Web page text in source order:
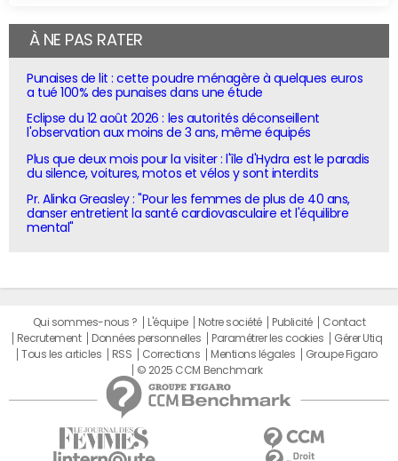
À NE PAS RATER
Punaises de lit : cette poudre ménagère à quelques euros
a tué 100% des punaises dans une étude
Eclipse du 12 août 2026 : les autorités déconseillent
l'observation aux moins de 3 ans, même équipés
Plus que deux mois pour la visiter : l'île d'Hydra est le paradis
du silence, voitures, motos et vélos y sont interdits
Pr. Alinka Greasley : "Pour les femmes de plus de 40 ans,
danser entretient la santé cardiovasculaire et l'équilibre
mental"
Qui sommes-nous ? L'équipe Notre société Publicité
Contact
Recrutement
Données personnelles Paramétrer les cookies
Gérer Utiq
Tous les articles
RSS Corrections Mentions légales
Groupe Figaro
© 2025 CCM Benchmark